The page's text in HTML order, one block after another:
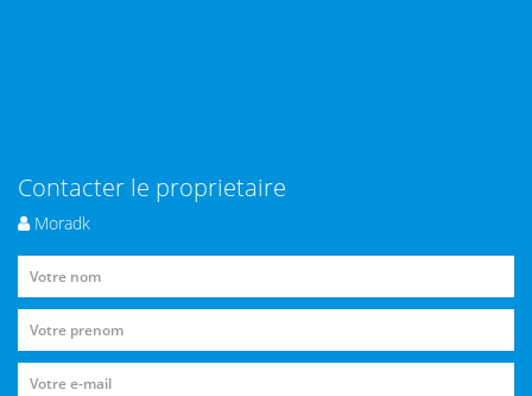
Contacter le proprietaire
Moradk